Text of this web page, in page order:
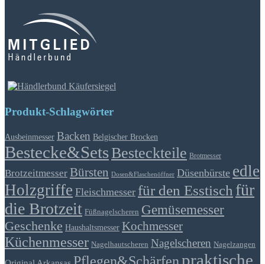
Produkt-Schlagwörter
Ausbeinmesser Backen Belgischer Brocken
Bestecke&SetsBesteckteile Brotmesser
Brotzeitmesser Bürsten Dosen&Flaschenöffner Düsenbürste edle
Holzgriffe Fleischmesser für den Esstisch für
die Brotzeit Füßnagelscheren Gemüsemesser
Geschenke Haushaltsmesser Kochmesser
Küchenmesser Nagelhautscheren Nagelscheren Nagelzangen
praktische